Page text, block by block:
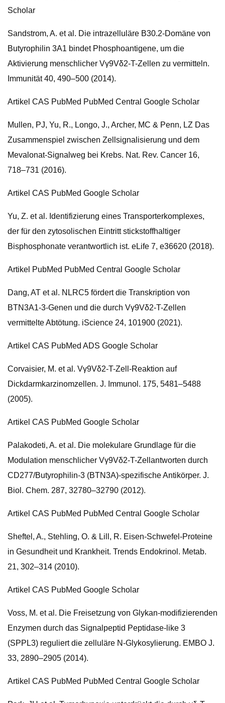
Scholar
Sandstrom, A. et al. Die intrazelluläre B30.2-Domäne von
Butyrophilin 3A1 bindet Phosphoantigene, um die
Aktivierung menschlicher Vγ9Vδ2-T-Zellen zu vermitteln.
Immunität 40, 490–500 (2014).
Artikel CAS PubMed PubMed Central Google Scholar
Mullen, PJ, Yu, R., Longo, J., Archer, MC & Penn, LZ Das
Zusammenspiel zwischen Zellsignalisierung und dem
Mevalonat-Signalweg bei Krebs. Nat. Rev. Cancer 16,
718–731 (2016).
Artikel CAS PubMed Google Scholar
Yu, Z. et al. Identifizierung eines Transporterkomplexes,
der für den zytosolischen Eintritt stickstoffhaltiger
Bisphosphonate verantwortlich ist. eLife 7, e36620 (2018).
Artikel PubMed PubMed Central Google Scholar
Dang, AT et al. NLRC5 fördert die Transkription von
BTN3A1-3-Genen und die durch Vγ9Vδ2-T-Zellen
vermittelte Abtötung. iScience 24, 101900 (2021).
Artikel CAS PubMed ADS Google Scholar
Corvaisier, M. et al. Vγ9Vδ2-T-Zell-Reaktion auf
Dickdarmkarzinomzellen. J. Immunol. 175, 5481–5488
(2005).
Artikel CAS PubMed Google Scholar
Palakodeti, A. et al. Die molekulare Grundlage für die
Modulation menschlicher Vγ9Vδ2-T-Zellantworten durch
CD277/Butyrophilin-3 (BTN3A)-spezifische Antikörper. J.
Biol. Chem. 287, 32780–32790 (2012).
Artikel CAS PubMed PubMed Central Google Scholar
Sheftel, A., Stehling, O. & Lill, R. Eisen-Schwefel-Proteine ​​
in Gesundheit und Krankheit. Trends Endokrinol. Metab.
21, 302–314 (2010).
Artikel CAS PubMed Google Scholar
Voss, M. et al. Die Freisetzung von Glykan-modifizierenden
Enzymen durch das Signalpeptid Peptidase-like 3
(SPPL3) reguliert die zelluläre N-Glykosylierung. EMBO J.
33, 2890–2905 (2014).
Artikel CAS PubMed PubMed Central Google Scholar